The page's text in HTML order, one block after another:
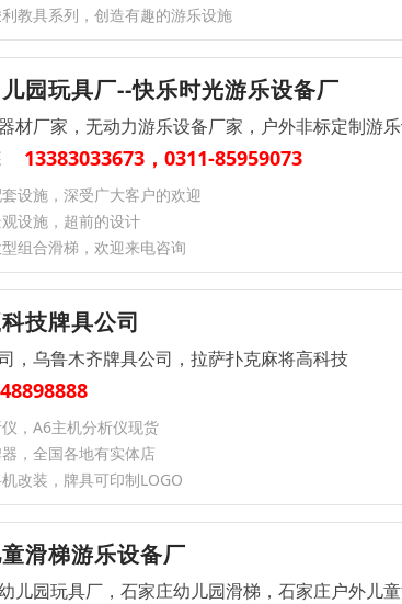
教具系列，创造有趣的游乐设施
园玩具厂--快乐时光游乐设备厂
材厂家，无动力游乐设备厂家，户外非标定制游
13383033673，0311-85959073
设施，深受广大客户的欢迎
设施，超前的设计
组合滑梯，欢迎来电咨询
技牌具公司
，乌鲁木齐牌具公司，拉萨扑克麻将高科技
，A6主机分析仪现货
，全国各地有实体店
改装，牌具可印制LOGO
滑梯游乐设备厂
儿园玩具厂，石家庄幼儿园滑梯，石家庄户外儿